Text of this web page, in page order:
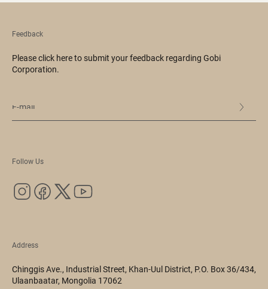
Address
Chinggis Ave., Industrial Street, Khan-Uul District, P.O. Box 36/434,
Ulaanbaatar, Mongolia 17062
Feedback
Please click here to submit your feedback regarding Gobi
Corporation.
Follow Us